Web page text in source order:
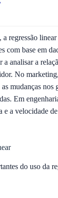
regressão linear
com base em
analisar a
No
mudanças nos
Em
e a velocidade
do uso da